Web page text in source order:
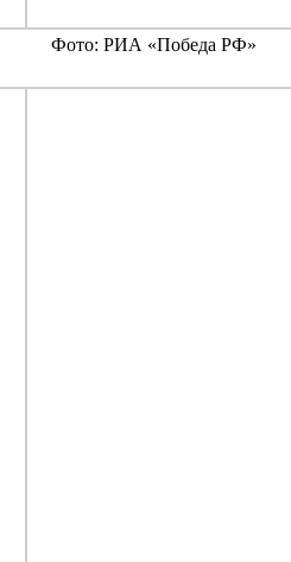
Фото: РИА «Победа РФ»